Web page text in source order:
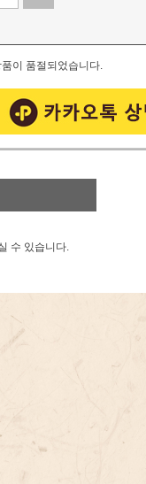
이 품절되었습니다.
수 있습니다.